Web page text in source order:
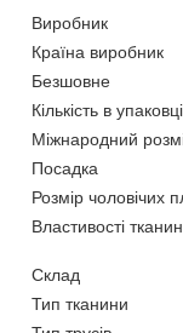
Виробник
Країна виробник
Безшовне
Кількість в упаковці
Міжнародний
Посадка
Розмір чоловічих
Властивості
Склад
Тип тканини